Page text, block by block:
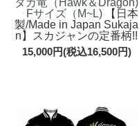
Fサイズ（M~L)【日本
製/Made in Japan Sukaja
n】スカジャンの定番柄!!
15,000円(税込16,500円)